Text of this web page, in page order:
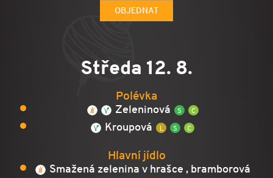
OBJEDNAT
Středa 12. 8.
Polévka
Zeleninová
Kroupová
Hlavní jídlo
Smažená zelenina v hrašce , bramborová